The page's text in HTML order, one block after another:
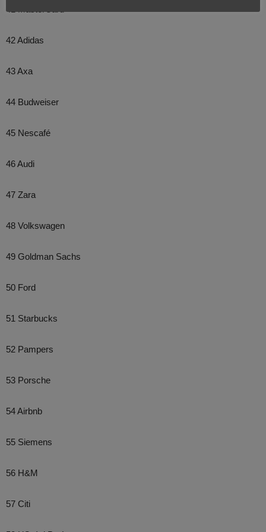
41 MasterCard
42 Adidas
43 Axa
44 Budweiser
45 Nescafé
46 Audi
47 Zara
48 Volkswagen
49 Goldman Sachs
50 Ford
51 Starbucks
52 Pampers
53 Porsche
54 Airbnb
55 Siemens
56 H&M
57 Citi